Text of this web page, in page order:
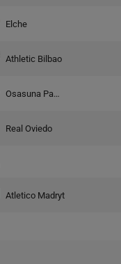
Elche
Athletic Bilbao
Osasuna Pampeluna
Real Oviedo
Atletico Madryt